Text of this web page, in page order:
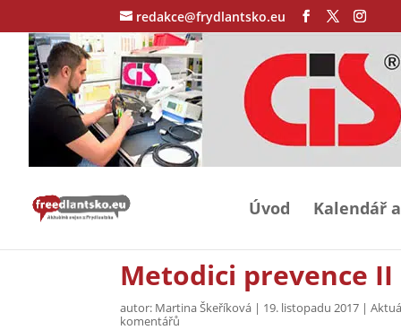
redakce@frydlantsko.eu
Úvod Kalendář
Metodici prevence II
autor: Martina Škeříková | 19. listopadu 2017 |
komentářů